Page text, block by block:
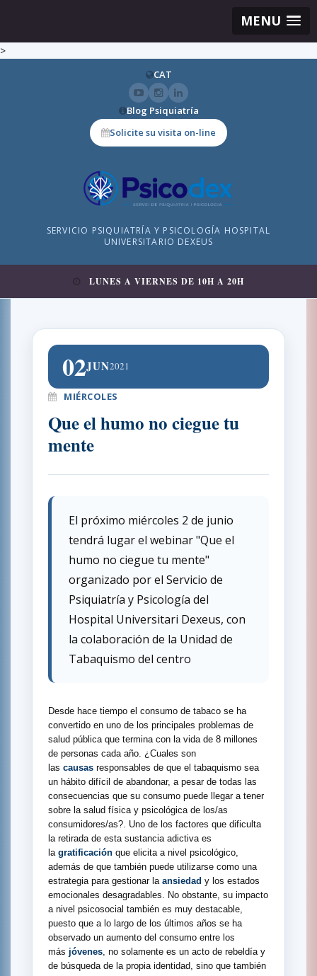
MENU
>
CAT
Blog Psiquiatría
Solicite su visita on-line
SERVICIO PSIQUIATRÍA Y PSICOLOGÍA HOSPITAL
UNIVERSITARIO DEXEUS
LUNES A VIERNES DE 10H A 20H
02JUN2021
MIÉRCOLES
Que el humo no ciegue tu
mente
El próximo miércoles 2 de junio
tendrá lugar el webinar "Que el
humo no ciegue tu mente"
organizado por el Servicio de
Psiquiatría y Psicología del
Hospital Universitari Dexeus, con
la colaboración de la Unidad de
Tabaquismo del centro
Desde hace tiempo el consumo de tabaco se ha
convertido en uno de los principales problemas de
salud pública que termina con la vida de 8 millones
de personas cada año. ¿Cuales son
las causas responsables de que el tabaquismo sea
un hábito difícil de abandonar, a pesar de todas las
consecuencias que su consumo puede llegar a tener
sobre la salud física y psicológica de los/as
consumidores/as?. Uno de los factores que dificulta
la retirada de esta sustancia adictiva es
la gratificación que elicita a nivel psicológico,
además de que también puede utilizarse como una
estrategia para gestionar la ansiedad y los estados
emocionales desagradables. No obstante, su impacto
a nivel psicosocial también es muy destacable,
puesto que a lo largo de los últimos años se ha
observado un aumento del consumo entre los
más jóvenes , no solamente es un acto de rebeldía y
de búsqueda de la propia identidad, sino que también